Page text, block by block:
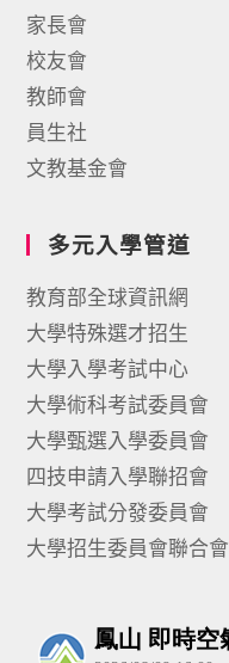
家長會
校友會
教師會
員生社
文教基金會
多元入學管道
教育部全球資訊網
大學特殊選才招生
大學入學考試中心
大學術科考試委員會
大學甄選入學委員會
四技申請入學聯招會
大學考試分發委員會
大學招生委員會聯合會